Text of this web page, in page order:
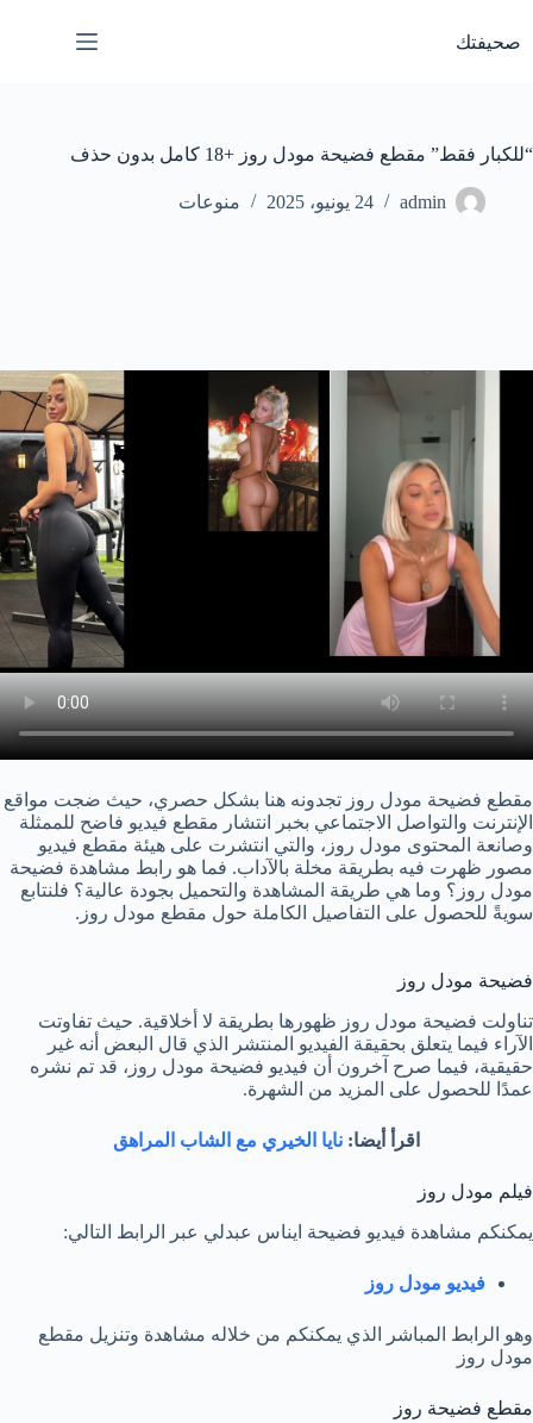
المحتوى
صحيفتك
“للكبار فقط” مقطع فضيحة مودل روز +18 كامل بدون حذف
admin 24 يونيو، 2025 منوعات
مقطع فضيحة مودل روز تجدونه هنا بشكل حصري، حيث ضجت مواقع
الإنترنت والتواصل الاجتماعي بخبر انتشار مقطع فيديو فاضح للممثلة
وصانعة المحتوى مودل روز، والتي انتشرت على هيئة مقطع فيديو
مصور ظهرت فيه بطريقة مخلة بالآداب. فما هو رابط مشاهدة فضيحة
مودل روز؟ وما هي طريقة المشاهدة والتحميل بجودة عالية؟ فلنتابع
سويةً للحصول على التفاصيل الكاملة حول مقطع مودل روز.
فضيحة مودل روز
تناولت فضيحة مودل روز ظهورها بطريقة لا أخلاقية. حيث تفاوتت
الآراء فيما يتعلق بحقيقة الفيديو المنتشر الذي قال البعض أنه غير
حقيقية، فيما صرح آخرون أن فيديو فضيحة مودل روز، قد تم نشره
عمدًا للحصول على المزيد من الشهرة.
اقرأ أيضا: نايا الخيري مع الشاب المراهق
فيلم مودل روز
يمكنكم مشاهدة فيديو فضيحة ايناس عبدلي عبر الرابط التالي:
فيديو مودل روز
وهو الرابط المباشر الذي يمكنكم من خلاله مشاهدة وتنزيل مقطع
مودل روز
مقطع فضيحة روز